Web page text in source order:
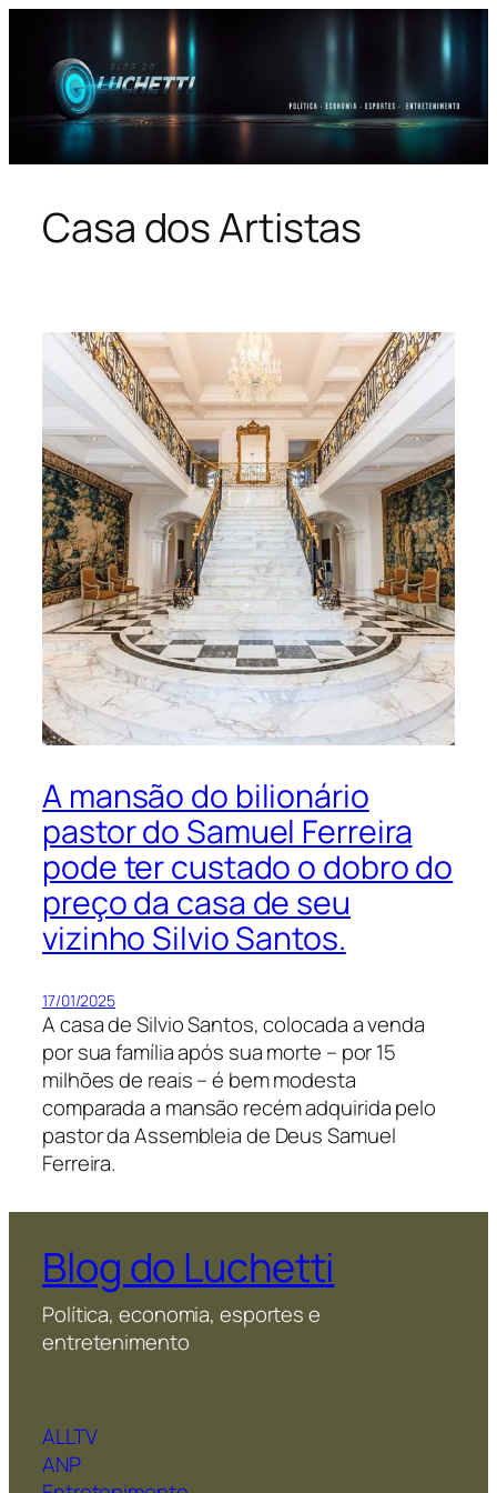
conteúdo
Casa dos Artistas
A mansão do bilionário
pastor do Samuel Ferreira
pode ter custado o dobro do
preço da casa de seu
vizinho Silvio Santos.
17/01/2025
A casa de Silvio Santos, colocada a venda
por sua família após sua morte – por 15
milhões de reais – é bem modesta
comparada a mansão recém adquirida pelo
pastor da Assembleia de Deus Samuel
Ferreira.
Blog do Luchetti
Política, economia, esportes e
entretenimento
ALLTV
ANP